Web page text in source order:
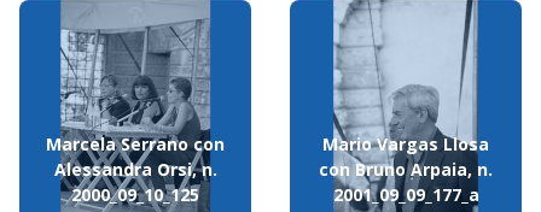
Marcela Serrano con
Alessandra Orsi, n.
2000_09_10_125
Mario Vargas Llosa
con Bruno Arpaia, n.
2001_09_09_177_a